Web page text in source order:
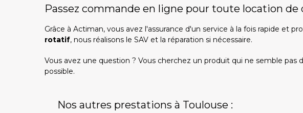
Passez commande en ligne pour toute location
Grâce à Actiman, vous avez l'assurance d'un service à la fois rapide et
rotatif, nous réalisons le SAV et la réparation si nécessaire.
Vous avez une question ? Vous cherchez un produit qui ne semble
possible.
Nos autres prestations à Toulouse :